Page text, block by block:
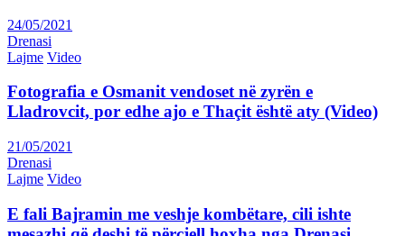
24/05/2021
Drenasi
Lajme Video
Fotografia e Osmanit vendoset në zyrën e
Lladrovcit, por edhe ajo e Thaçit është aty (Video)
21/05/2021
Drenasi
Lajme Video
E fali Bajramin me veshje kombëtare, cili ishte